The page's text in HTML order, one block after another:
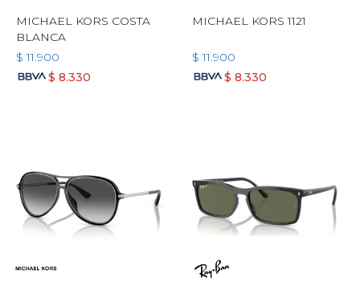
MICHAEL KORS COSTA
BLANCA
$ 11.900
$ 8.330
MICHAEL KORS 1121
$ 11.900
$ 8.330